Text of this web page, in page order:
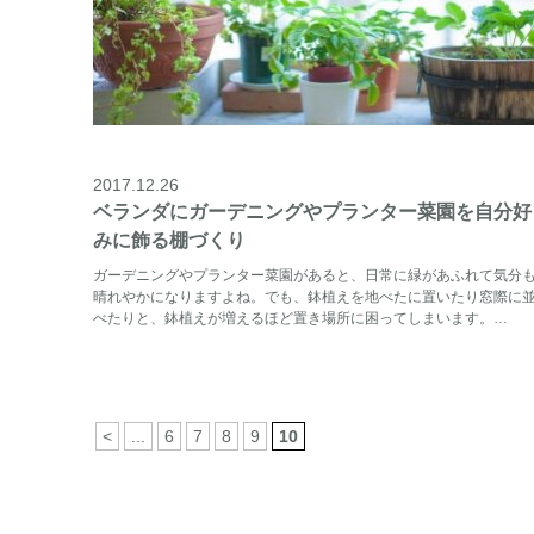
2017.12.26
ベランダにガーデニングやプランター菜園を自分好
みに飾る棚づくり
ガーデニングやプランター菜園があると、日常に緑があふれて気分
晴れやかになりますよね。でも、鉢植えを地べたに置いたり窓際に
べたりと、鉢植えが増えるほど置き場所に困ってしまいます。…
< 6 7 8 9 10